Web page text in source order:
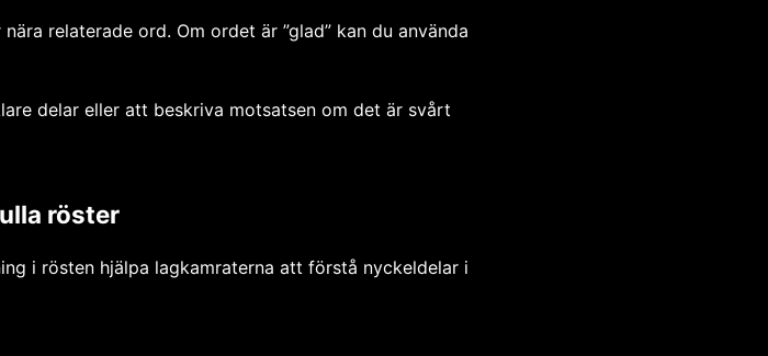
relaterade ord. Om ordet är ”glad” kan du använda
delar eller att beskriva motsatsen om det är svårt
röster
i rösten hjälpa lagkamraterna att förstå nyckeldelar i